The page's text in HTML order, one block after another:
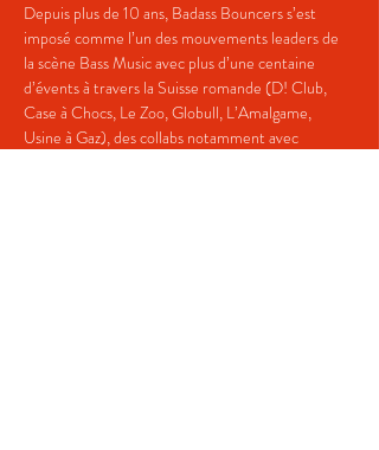
Depuis plus de 10 ans, Badass Bouncers s’est
imposé comme l’un des mouvements leaders de
la scène Bass Music avec plus d’une centaine
d’évents à travers la Suisse romande (D! Club,
Case à Chocs, Le Zoo, Globull, L’Amalgame,
Usine à Gaz), des collabs notamment avec